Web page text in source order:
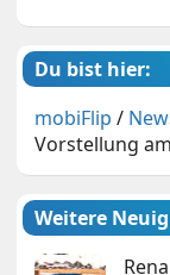
Du bist hier:
mobiFlip /
Vorstellung
Weitere